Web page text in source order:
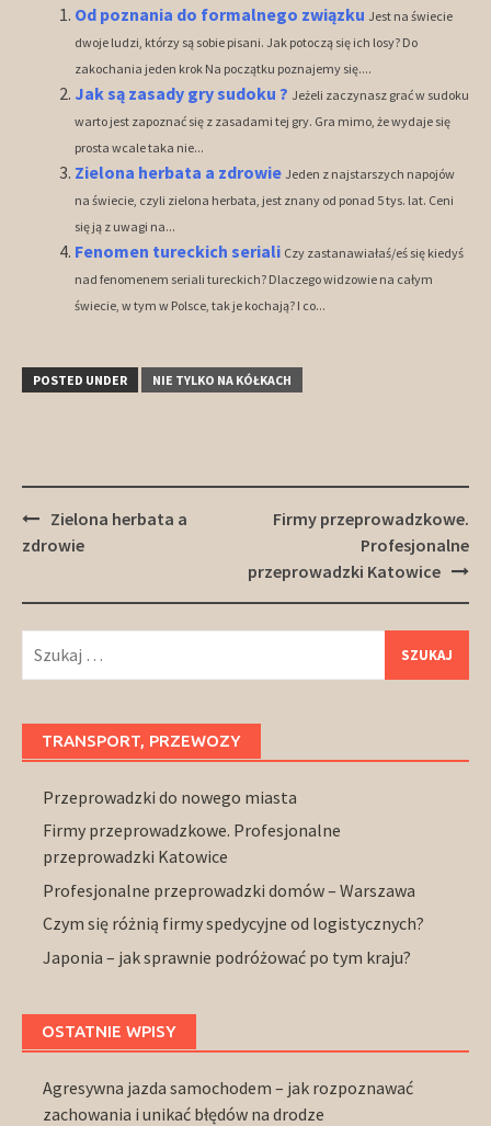
Od poznania do formalnego związku Jest na świecie
dwoje ludzi, którzy są sobie pisani. Jak potoczą się ich losy? Do
zakochania jeden krok Na początku poznajemy się....
Jak są zasady gry sudoku ? Jeżeli zaczynasz grać w sudoku
warto jest zapoznać się z zasadami tej gry. Gra mimo, że wydaje się
prosta wcale taka nie...
Zielona herbata a zdrowie Jeden z najstarszych napojów
na świecie, czyli zielona herbata, jest znany od ponad 5 tys. lat. Ceni
się ją z uwagi na...
Fenomen tureckich seriali Czy zastanawiałaś/eś się kiedyś
nad fenomenem seriali tureckich? Dlaczego widzowie na całym
świecie, w tym w Polsce, tak je kochają? I co...
POSTED UNDER NIE TYLKO NA KÓŁKACH
Post
navigation
Zielona herbata a
zdrowie
Firmy przeprowadzkowe.
Profesjonalne
przeprowadzki Katowice
TRANSPORT, PRZEWOZY
Przeprowadzki do nowego miasta
Firmy przeprowadzkowe. Profesjonalne
przeprowadzki Katowice
Profesjonalne przeprowadzki domów – Warszawa
Czym się różnią firmy spedycyjne od logistycznych?
Japonia – jak sprawnie podróżować po tym kraju?
OSTATNIE WPISY
Agresywna jazda samochodem – jak rozpoznawać
zachowania i unikać błędów na drodze